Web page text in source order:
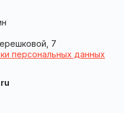
7
персональных данных